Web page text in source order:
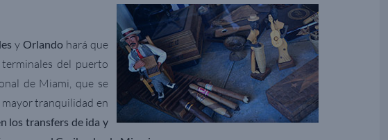
y Orlando hará que
del puerto
de Miami, que se
tranquilidad en
los transfers de ida y